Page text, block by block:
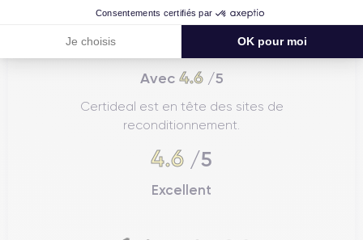
Consentements certifiés par
Je choisis OK pour moi
Avec 4.6/5
Certideal est en tête des sites de
reconditionnement.
4.6 /5
Excellent